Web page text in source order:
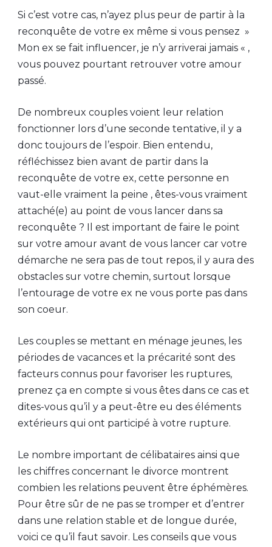
Si c’est votre cas, n’ayez plus peur de partir à la
reconquête de votre ex même si vous pensez »
Mon ex se fait influencer, je n’y arriverai jamais « ,
vous pouvez pourtant retrouver votre amour
passé.
De nombreux couples voient leur relation
fonctionner lors d’une seconde tentative, il y a
donc toujours de l’espoir. Bien entendu,
réfléchissez bien avant de partir dans la
reconquête de votre ex, cette personne en
vaut-elle vraiment la peine , êtes-vous vraiment
attaché(e) au point de vous lancer dans sa
reconquête ? Il est important de faire le point
sur votre amour avant de vous lancer car votre
démarche ne sera pas de tout repos, il y aura des
obstacles sur votre chemin, surtout lorsque
l’entourage de votre ex ne vous porte pas dans
son coeur.
Les couples se mettant en ménage jeunes, les
périodes de vacances et la précarité sont des
facteurs connus pour favoriser les ruptures,
prenez ça en compte si vous êtes dans ce cas et
dites-vous qu’il y a peut-être eu des éléments
extérieurs qui ont participé à votre rupture.
Le nombre important de célibataires ainsi que
les chiffres concernant le divorce montrent
combien les relations peuvent être éphémères.
Pour être sûr de ne pas se tromper et d’entrer
dans une relation stable et de longue durée,
voici ce qu’il faut savoir. Les conseils que vous